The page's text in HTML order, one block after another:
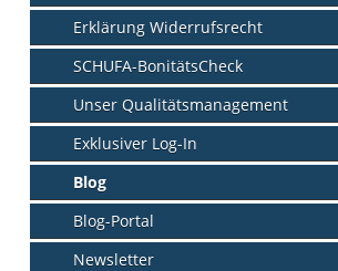
Erklärung Widerrufsrecht
SCHUFA-BonitätsCheck
Unser Qualitätsmanagement
Exklusiver Log-In
Blog
Blog-Portal
Newsletter